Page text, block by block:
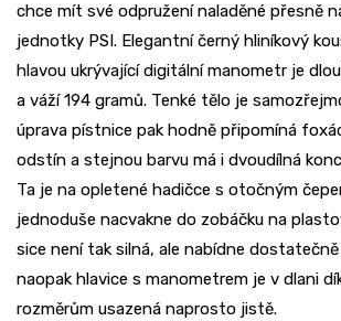
chce mít své odpružení naladěné přesně
jednotky PSI. Elegantní černý hliníkový
hlavou ukrývající digitální manometr je
a váží 194 gramů. Tenké tělo je
úprava pístnice pak hodně připomíná
odstín a stejnou barvu má i dvoudílná
Ta je na opletené hadičce s otočným
jednoduše nacvakne do zobáčku na
sice není tak silná, ale nabídne
naopak hlavice s manometrem je v dlani
rozměrům usazená naprosto jistě.